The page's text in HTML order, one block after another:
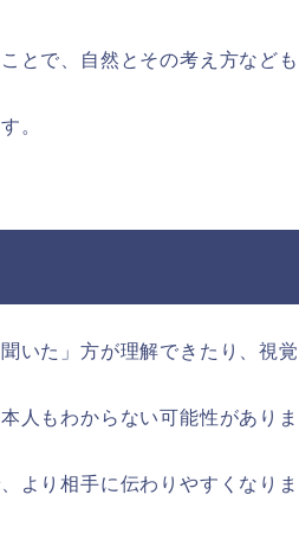
とで、自然とその考え方なども
。
いた」方が理解できたり、視覚
人もわからない可能性がありま
より相手に伝わりやすくなりま